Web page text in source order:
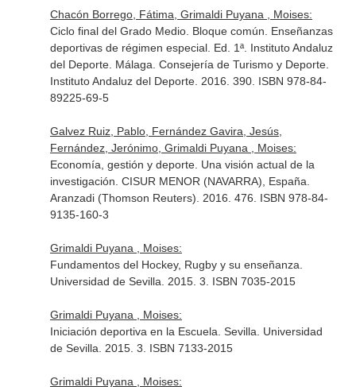
Chacón Borrego, Fátima, Grimaldi Puyana , Moises:
Ciclo final del Grado Medio. Bloque común. Enseñanzas
deportivas de régimen especial. Ed. 1ª. Instituto Andaluz
del Deporte. Málaga. Consejería de Turismo y Deporte.
Instituto Andaluz del Deporte. 2016. 390. ISBN 978-84-
89225-69-5
Galvez Ruiz, Pablo, Fernández Gavira, Jesús,
Fernández, Jerónimo, Grimaldi Puyana , Moises:
Economía, gestión y deporte. Una visión actual de la
investigación. CISUR MENOR (NAVARRA), España.
Aranzadi (Thomson Reuters). 2016. 476. ISBN 978-84-
9135-160-3
Grimaldi Puyana , Moises:
Fundamentos del Hockey, Rugby y su enseñanza.
Universidad de Sevilla. 2015. 3. ISBN 7035-2015
Grimaldi Puyana , Moises:
Iniciación deportiva en la Escuela. Sevilla. Universidad
de Sevilla. 2015. 3. ISBN 7133-2015
Grimaldi Puyana , Moises: